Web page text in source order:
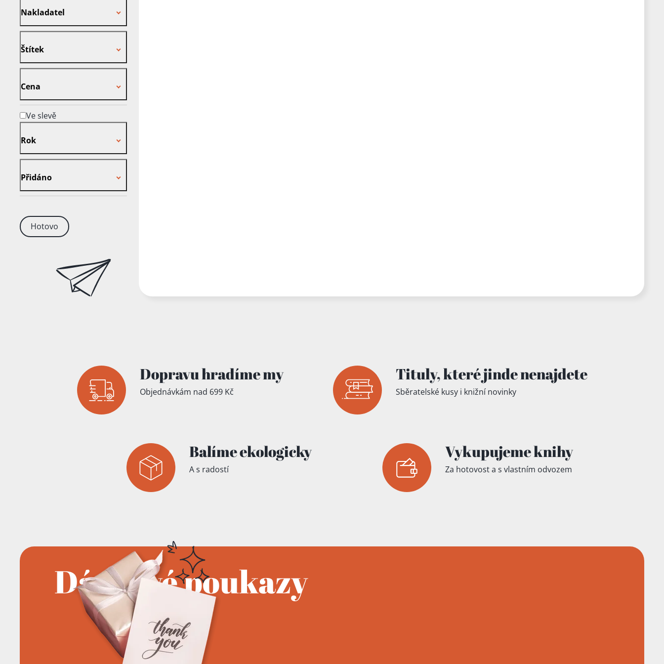
Nakladatel
Štítek
Cena
Ve slevě
Rok
Přidáno
Hotovo
Dopravu hradíme my
Objednávkám nad 699 Kč
Tituly,které jindenenajdete
Sběratelské kusy i knižní novinky
Balíme ekologicky
A s radostí
Vykupujeme knihy
Za hotovost a s vlastním odvozem
Dárkové poukazy
Přidáno do košíku!